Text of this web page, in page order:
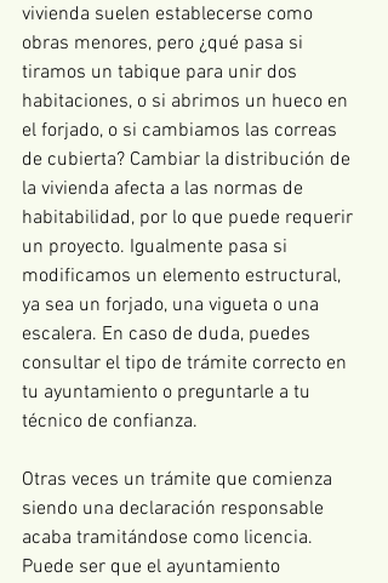
vivienda suelen establecerse como
obras menores, pero ¿qué pasa si
tiramos un tabique para unir dos
habitaciones, o si abrimos un hueco en
el forjado, o si cambiamos las correas
de cubierta? Cambiar la distribución de
la vivienda afecta a las normas de
habitabilidad, por lo que puede requerir
un proyecto. Igualmente pasa si
modificamos un elemento estructural,
ya sea un forjado, una vigueta o una
escalera. En caso de duda, puedes
consultar el tipo de trámite correcto en
tu ayuntamiento o preguntarle a tu
técnico de confianza.
Otras veces un trámite que comienza
siendo una declaración responsable
acaba tramitándose como licencia.
Puede ser que el ayuntamiento